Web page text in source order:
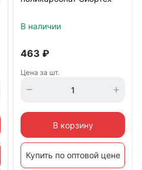
В наличии
463 ₽
Цена за шт.
В корзину
Купить по оптовой цене